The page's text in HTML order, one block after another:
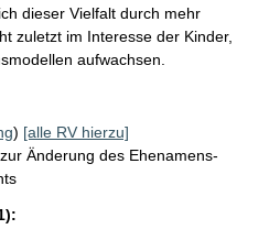
dieser Vielfalt durch mehr
zuletzt im Interesse der Kinder,
aufwachsen.
) [alle RV hierzu]
Änderung des Ehenamens-